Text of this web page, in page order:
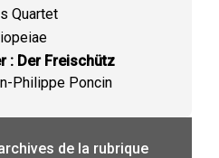
Quartet
: Der Freischütz
Philippe Poncin
de la rubrique